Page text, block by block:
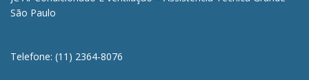
São Paulo
Telefone: (11) 2364-8076